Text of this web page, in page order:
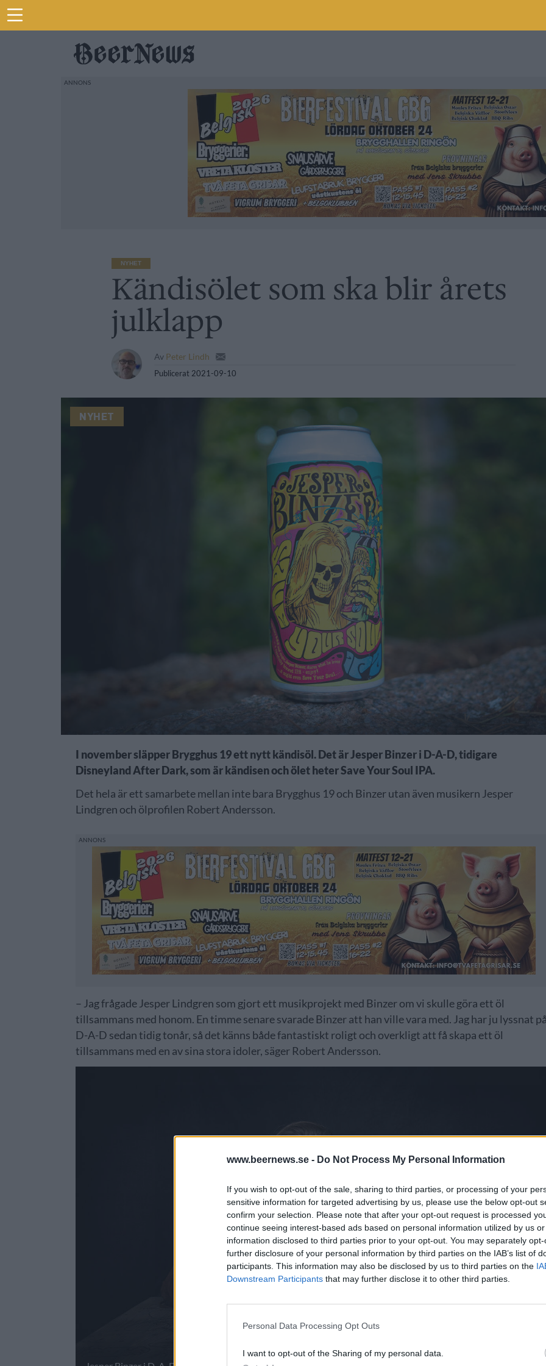
www.beernews.se - Do Not Process My Personal Information
If you wish to opt-out of the sale, sharing to third parties, or processing of your
sensitive information for targeted advertising by us, please use the below opt-out
confirm your selection. Please note that after your opt-out request is processed
continue seeing interest-based ads based on personal information utilized by us
information disclosed to third parties prior to your opt-out. You may separately
further disclosure of your personal information by third parties on the IAB’s list of
participants. This information may also be disclosed by us to third parties on the
Downstream Participants that may further disclose it to other third parties.
Personal Data Processing Opt Outs
I want to opt-out of the Sharing of my personal data.
NYHET
Kändisölet som ska blir årets
julklapp
Av Peter Lindh
Publicerat 2021-09-10
NYHET
I november släpper Brygghus 19 ett nytt kändisöl. Det är Jesper Binzer i D-A-D, tidigare
Disneyland After Dark, som är kändisen och ölet heter Save Your Soul IPA.
Det hela är ett samarbete mellan inte bara Brygghus 19 och Binzer utan även musikern Jesper
Lindgren och ölprofilen Robert Andersson.
– Jag frågade Jesper Lindgren som gjort ett musikprojekt med Binzer om vi skulle göra ett öl
tillsammans med honom. En timme senare svarade Binzer att han ville vara med. Jag har ju lyssnat
D-A-D sedan tidig tonår, så det känns både fantastiskt roligt och overkligt att få skapa ett öl
tillsammans med en av sina stora idoler, säger Robert Andersson.